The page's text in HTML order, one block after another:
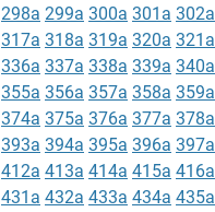
298a 299a 300a 301a 302a
317a 318a 319a 320a 321a
336a 337a 338a 339a 340a
355a 356a 357a 358a 359a
374a 375a 376a 377a 378a
393a 394a 395a 396a 397a
412a 413a 414a 415a 416a
431a 432a 433a 434a 435a